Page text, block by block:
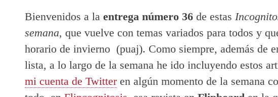
Bienvenidos a la entrega número 36 de estas
semana, que vuelve con temas variados para todos y
horario de invierno (puaj). Como siempre, además de
lista, a lo largo de la semana he ido incluyendo estos
mi cuenta de Twitteren algún momento de la semana